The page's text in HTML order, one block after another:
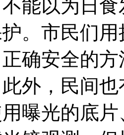
能以为日
。市民们
确安全的
外，民间
曝光的底